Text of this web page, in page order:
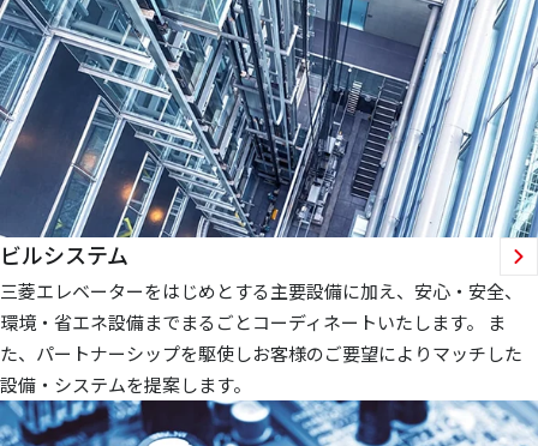
ビルシステム
三菱エレベーターをはじめとする主要設備に加え、安心・安全、
環境・省エネ設備までまるごとコーディネートいたします。 ま
た、パートナーシップを駆使しお客様のご要望によりマッチした
設備・システムを提案します。